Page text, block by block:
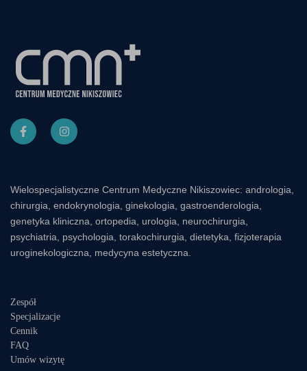
Wielospecjalistyczne Centrum Medyczne Nikiszowiec: andrologia,
chirurgia, endokrynologia, ginekologia, gastroenderologia,
genetyka kliniczna, ortopedia, urologia, neurochirurgia,
psychiatria, psychologia, torakochirurgia, dietetyka, fizjoterapia
uroginekologiczna, medycyna estetyczna.
Zespół
Specjalizacje
Cennik
FAQ
Umów wizytę